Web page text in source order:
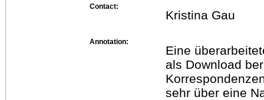
Contact:
Kristina Gau
Annotation:
Eine
als Download
sehr über eine